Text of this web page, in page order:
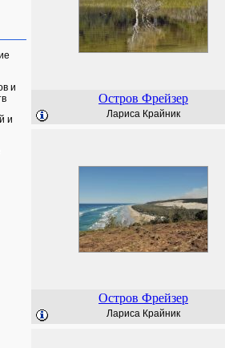
и
и
Остров Фрейзер
Лариса Крайник
Остров Фрейзер
Лариса Крайник